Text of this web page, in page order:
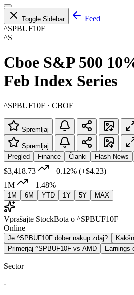
Toggle Sidebar
Feed
^SPBUF10F
^S
Cboe S&P 500
Feb Index Series
^SPBUF10F · CBOE
Spremljaj
Spremljaj
Pregled
Finance Članki Flash News
$3,418.73 +0.12% (+$4.23)
1M
+1.48%
1M 6M YTD 1Y 5Y MAX
Vprašajte StockBota o ^SPBUF10F
Online
Je ^SPBUF10F dober nakup zdaj?
Primerjaj ^SPBUF10F vs AMD
Earnings
Sector
-